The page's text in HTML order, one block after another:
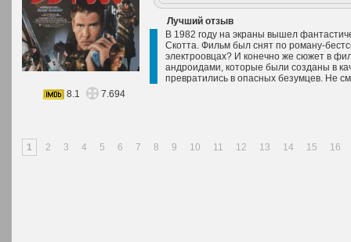
Лучший отзыв
В 1982 году на экраны вышел
Скотта. Фильм был снят по роману-
электроовцах? И конечно же сюжет в
андроидами, которые были созданы в
превратились в опасных безумцев. Не
8.1
7.694
1 2 3 4 5 6 7 8 9 10 11 12 13 14 15 16